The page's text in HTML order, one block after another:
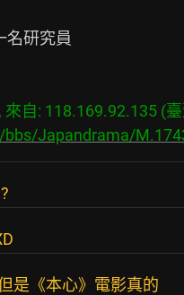
名研究員
自: 118.169.92.135 (
Japandrama/
是《本心》電影真的